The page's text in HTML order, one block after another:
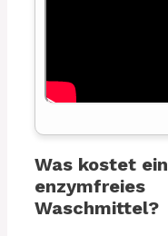
Was kostet ein
enzymfreies
Waschmittel?